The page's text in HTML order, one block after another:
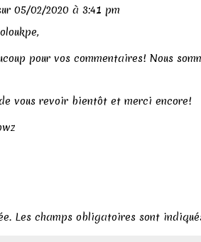
05/02/2020 à 3:41 pm
pour vos commentaires! Nous
vous revoir bientôt et merci encore!
Les champs obligatoires sont